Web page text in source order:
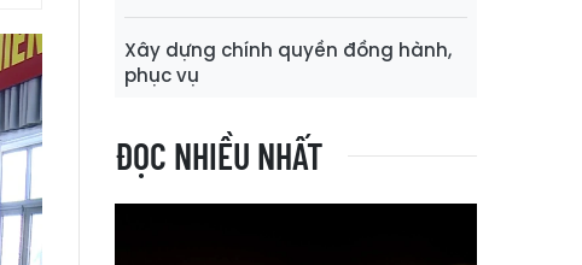
Xây dựng chính quyền đồng hành,
phục vụ
ĐỌC NHIỀU NHẤT